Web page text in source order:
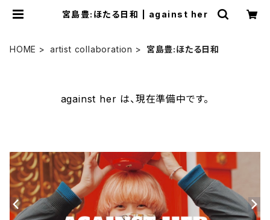
宮島豊:ほたる日和 | against her
HOME artist collaboration 宮島豊:ほたる日和
against her は、現在準備中です。